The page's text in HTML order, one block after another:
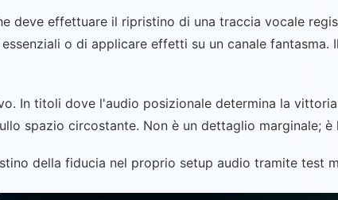
deve effettuare il ripristino di una traccia vocale
o di applicare effetti su un canale
In titoli dove l'audio posizionale determina la
spazio circostante. Non è un dettaglio marginale;
della fiducia nel proprio setup audio tramite test